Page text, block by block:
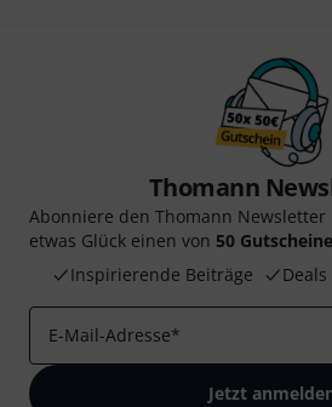
Thomann
Abonniere den Thomann
etwas Glück einen von 50
Inspirierende Beiträge
Deals
E-Mail-Adresse*
Jetzt